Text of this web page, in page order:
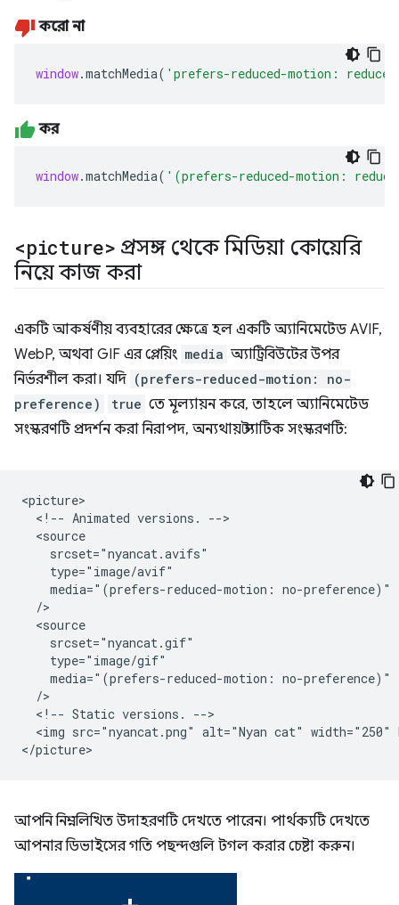
করো না
window.matchMedia( 'prefers-reduced-motion: reduce'
কর
window.matchMedia( '(prefers-reduced-motion:
<picture> প্রসঙ্গ থেকে মিডিয়া কোয়েরি
নিয়ে কাজ করা
একটি আকর্ষণীয় ব্যবহারের ক্ষেত্রে হল একটি অ্যানিমেটেড AVIF,
WebP, অথবা GIF এর প্লেয়িং media অ্যাট্রিবিউটের উপর
নির্ভরশীল করা। যদি (prefers-reduced-motion: no-
preference)
true তে মূল্যায়ন করে, তাহলে অ্যানিমেটেড
সংস্করণটি প্রদর্শন করা নিরাপদ, অন্যথায় স্ট্যাটিক সংস্করণটি:
<picture>
  <!-- Animated versions. -->
  <source
    srcset="nyancat.avifs"
    type="image/avif"
    media="(prefers-reduced-motion: no-preference)"
  />
  <source
    srcset="nyancat.gif"
    type="image/gif"
    media="(prefers-reduced-motion: no-preference)"
  />
  <!-- Static versions. -->
<img src="nyancat.png" alt="Nyan cat" width="250"
আপনি নিম্নলিখিত উদাহরণটি দেখতে পারেন। পার্থক্যটি দেখতে
আপনার ডিভাইসের গতি পছন্দগুলি টগল করার চেষ্টা করুন।